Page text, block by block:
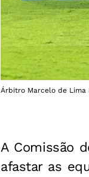
Árbitro Marcelo de Lima
A Comissão
afastar as